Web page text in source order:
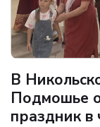
В
Подмошье
праздник в